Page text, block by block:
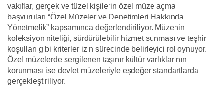
vakıflar, gerçek ve tüzel kişilerin özel müze açma
başvuruları “Özel Müzeler ve Denetimleri Hakkında
Yönetmelik” kapsamında değerlendiriliyor. Müzenin
koleksiyon niteliği, sürdürülebilir hizmet sunması ve teşhir
koşulları gibi kriterler izin sürecinde belirleyici rol oynuyor.
Özel müzelerde sergilenen taşınır kültür varlıklarının
korunması ise devlet müzeleriyle eşdeğer standartlarda
gerçekleştiriliyor.